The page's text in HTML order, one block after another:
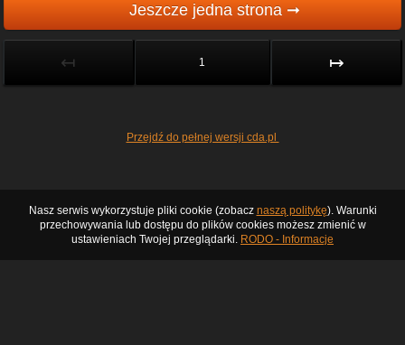
Jeszcze jedna strona ➞
↤ 1 ↦
Przejdź do pełnej wersji cda.pl
Nasz serwis wykorzystuje pliki cookie (zobacz naszą politykę). Warunki
przechowywania lub dostępu do plików cookies możesz zmienić w
ustawieniach Twojej przeglądarki. RODO - Informacje